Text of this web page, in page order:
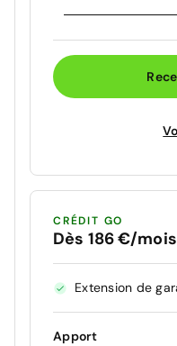
CRÉDIT GO
Dès 186 €/mois
Extension de
Apport